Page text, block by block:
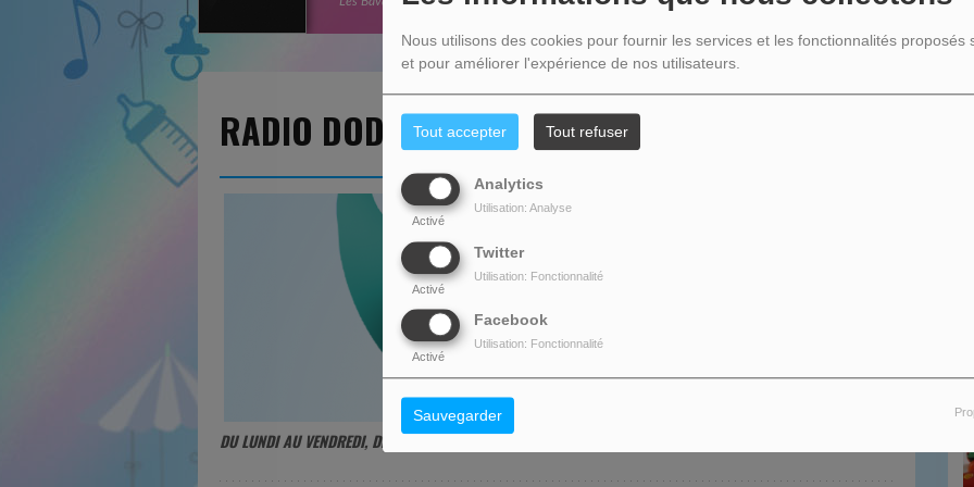
Nous utilisons des cookies pour fournir les services et les fonctionnalités proposés
et pour améliorer l'expérience de nos utilisateurs.
Tout accepter Tout refuser
Analytics
Activé
Utilisation: Analyse
Twitter
Activé
Utilisation: Fonctionnalité
Facebook
Activé
Utilisation: Fonctionnalité
Sauvegarder
RADIO DODO
DU LUNDI AU VENDREDI, DE 19:30 À 07:00